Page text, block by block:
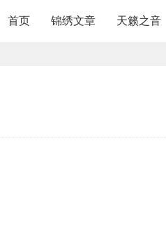
首页 锦绣文章 天籁之音